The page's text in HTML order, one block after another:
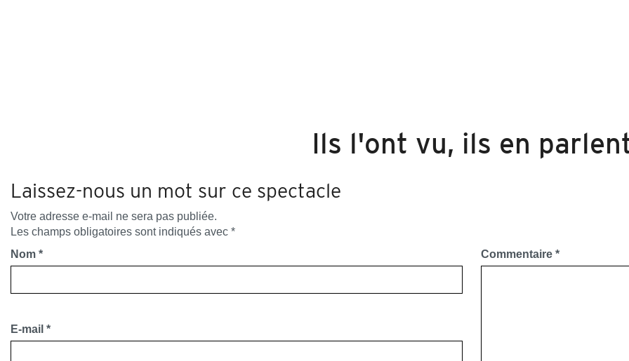
Ils l'ont vu, ils en
Laissez-nous un mot sur ce spectacle
Votre adresse e-mail ne sera pas publiée.
Les champs obligatoires sont indiqués avec *
Commentaire*
Nom *
E-mail *